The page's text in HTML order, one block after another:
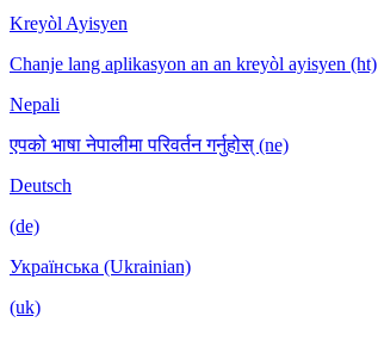
Kreyòl Ayisyen
Chanje lang aplikasyon an an kreyòl ayisyen (ht)
Nepali
एपको भाषा नेपालीमा परिवर्तन गर्नुहोस् (ne)
Deutsch
(de)
Українська (Ukrainian)
(uk)